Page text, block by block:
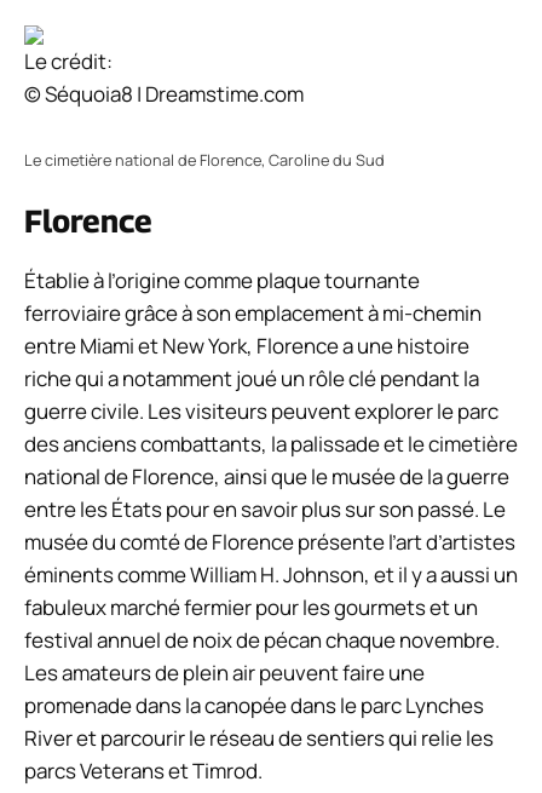
Le crédit:
© Séquoia8 | Dreamstime.com
Le cimetière national de Florence, Caroline du Sud
Florence
Établie à l’origine comme plaque tournante
ferroviaire grâce à son emplacement à mi-chemin
entre Miami et New York, Florence a une histoire
riche qui a notamment joué un rôle clé pendant la
guerre civile. Les visiteurs peuvent explorer le parc
des anciens combattants, la palissade et le cimetière
national de Florence, ainsi que le musée de la guerre
entre les États pour en savoir plus sur son passé. Le
musée du comté de Florence présente l’art d’artistes
éminents comme William H. Johnson, et il y a aussi un
fabuleux marché fermier pour les gourmets et un
festival annuel de noix de pécan chaque novembre.
Les amateurs de plein air peuvent faire une
promenade dans la canopée dans le parc Lynches
River et parcourir le réseau de sentiers qui relie les
parcs Veterans et Timrod.